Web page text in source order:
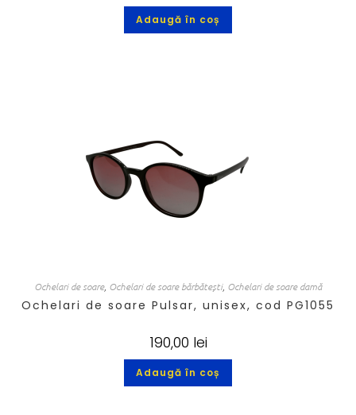
Adaugă în coș
Ochelari de soare, Ochelari de soare bărbătești, Ochelari de soare damă
Ochelari de soare Pulsar, unisex, cod PG1055
190,00 lei
Adaugă în coș